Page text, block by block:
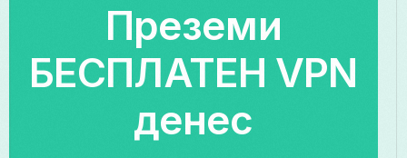
Преземи
БЕСПЛАТЕН VPN
денес